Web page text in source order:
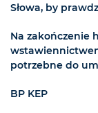
Słowa, by
Na zakończenie
potrzebne do
BP KEP